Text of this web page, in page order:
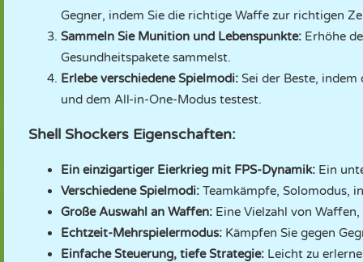
Gegner, indem Sie die richtige Waffe zur richtigen
Sammeln Sie Munition und Lebenspunkte: Erhöhe
Gesundheitspakete sammelst.
Erlebe verschiedene Spielmodi: Sei der Beste,
und dem All-in-One-Modus testest.
Shell Shockers Eigenschaften:
Ein einzigartiger Eierkrieg mit FPS-Dynamik: Ein
Verschiedene Spielmodi: Teamkämpfe, Solomodus,
Große Auswahl an Waffen: Eine Vielzahl von
Echtzeit-Mehrspielermodus: Kämpfen Sie gegen
Einfache Steuerung, tiefe Strategie: Leicht zu